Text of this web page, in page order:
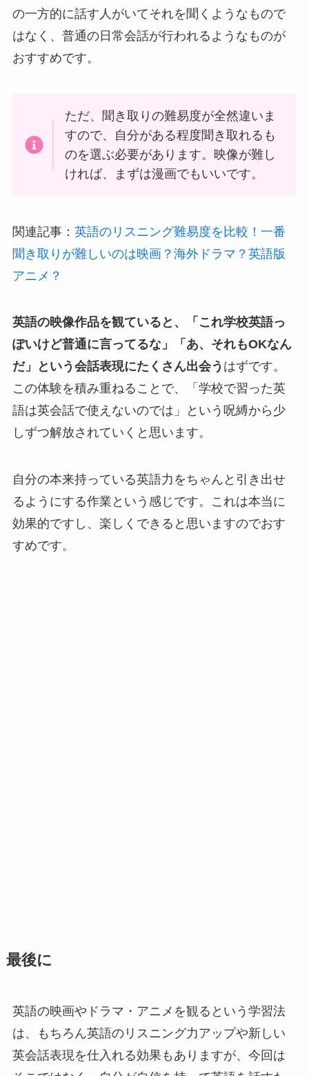
の一方的に話す人がいてそれを聞くようなもので
はなく、普通の日常会話が行われるようなものが
おすすめです。
ただ、聞き取りの難易度が全然違いま
すので、自分がある程度聞き取れるも
のを選ぶ必要があります。映像が難し
ければ、まずは漫画でもいいです。
関連記事： 英語のリスニング難易度を比較！一番
聞き取りが難しいのは映画？海外ドラマ？英語版
アニメ？
英語の映像作品を観ていると、「これ学校英語っ
ぽいけど普通に言ってるな」「あ、それもOKなん
だ」という会話表現にたくさん出会う はずです。
この体験を積み重ねることで、「学校で習った英
語は英会話で使えないのでは」という呪縛から少
しずつ解放されていくと思います。
自分の本来持っている英語力をちゃんと引き出せ
るようにする作業という感じです。これは本当に
効果的ですし、楽しくできると思いますのでおす
すめです。
最後に
英語の映画やドラマ・アニメを観るという学習法
は、もちろん英語のリスニング力アップや新しい
英会話表現を仕入れる効果もありますが、今回は